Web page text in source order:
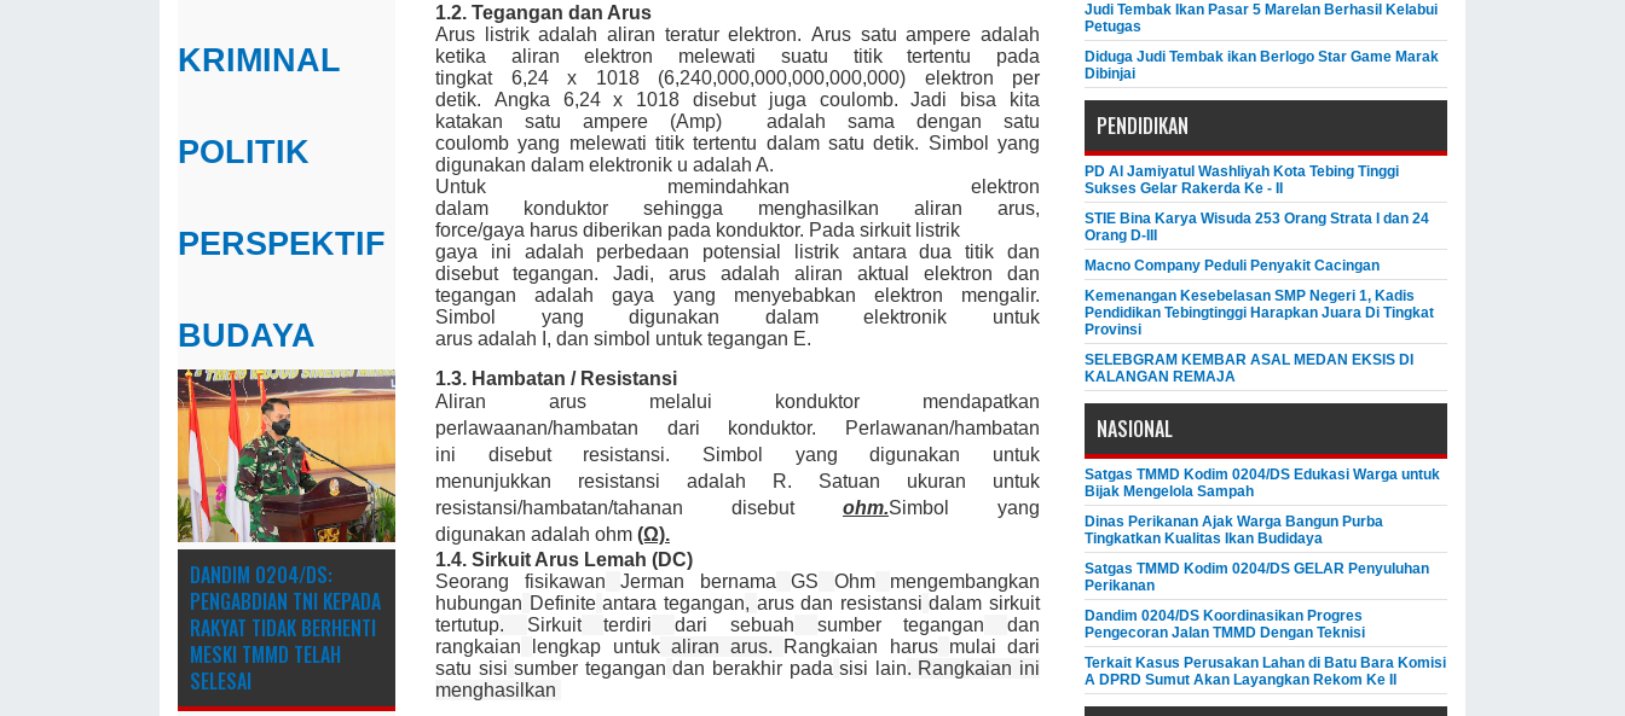
KRIMINAL
POLITIK
PERSPEKTIF
BUDAYA
DANDIM 0204/DS:
PENGABDIAN TNI KEPADA
RAKYAT TIDAK BERHENTI
MESKI ​TMMD TELAH
SELESAI
1.2. Tegangan dan Arus
Arus listrik adalah aliran teratur elektron. Arus satu ampere adalah
ketika aliran elektron melewati suatu titik tertentu pada
tingkat 6,24 x 1018 (6,240,000,000,000,000,000) elektron per
detik. Angka 6,24 x 1018 disebut juga coulomb. Jadi bisa kita
katakan satu ampere (Amp) adalah sama dengan satu
coulomb yang melewati titik tertentu dalam satu detik. Simbol yang
digunakan dalam elektronik u adalah A.
Untuk memindahkan elektron
dalam konduktor sehingga menghasilkan aliran arus,
force/gaya harus diberikan pada konduktor. Pada sirkuit listrik
gaya ini adalah perbedaan potensial listrik antara dua titik dan
disebut tegangan. Jadi, arus adalah aliran aktual elektron dan
tegangan adalah gaya yang menyebabkan elektron mengalir.
Simbol yang digunakan dalam elektronik untuk
arus adalah I, dan simbol untuk tegangan E.
1.3. Hambatan / Resistansi
Aliran arus melalui konduktor mendapatkan
perlawaanan/hambatan dari konduktor. Perlawanan/hambatan
ini disebut resistansi. Simbol yang digunakan untuk
menunjukkan resistansi adalah R. Satuan ukuran untuk
resistansi/hambatan/tahanan disebut ohm.Simbol yang
digunakan adalah ohm (Ω).
1.4. Sirkuit Arus Lemah (DC)
Seorang fisikawan
Jerman bernama GS Ohm
mengembangkan
hubungan Definite antara tegangan, arus dan resistansi dalam sirkuit
tertutup. Sirkuit terdiri dari sebuah sumber tegangan
dan
rangkaian
lengkap untukaliran arus. Rangkaian harus
mulai dari
satu sisi sumber tegangan dan berakhir pada sisi lain. Rangkaian ini
menghasilkan
Judi Tembak Ikan Pasar 5 Marelan Berhasil Kelabui
Petugas
Diduga Judi Tembak ikan Berlogo Star Game Marak
Dibinjai
PENDIDIKAN
PD Al Jamiyatul Washliyah Kota Tebing Tinggi
Sukses Gelar Rakerda Ke - II
STIE Bina Karya Wisuda 253 Orang Strata I dan 24
Orang D-III
Macno Company Peduli Penyakit Cacingan
Kemenangan Kesebelasan SMP Negeri 1, Kadis
Pendidikan Tebingtinggi Harapkan Juara Di Tingkat
Provinsi
SELEBGRAM KEMBAR ASAL MEDAN EKSIS DI
KALANGAN REMAJA
NASIONAL
Satgas TMMD Kodim 0204/DS Edukasi Warga untuk
Bijak Mengelola Sampah
Dinas Perikanan Ajak Warga Bangun Purba
Tingkatkan Kualitas Ikan Budidaya
Satgas TMMD Kodim 0204/DS GELAR Penyuluhan
Perikanan
Dandim 0204/DS Koordinasikan Progres
Pengecoran Jalan TMMD Dengan Teknisi
Terkait Kasus Perusakan Lahan di Batu Bara Komisi
A DPRD Sumut Akan Layangkan Rekom Ke II